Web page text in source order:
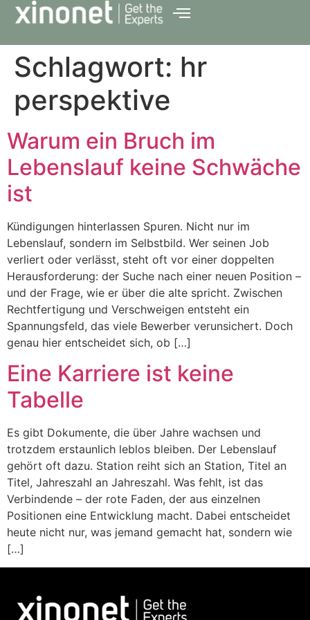
Schlagwort: hr
perspektive
Warum ein Bruch im
Lebenslauf keine Schwäche
ist
Kündigungen hinterlassen Spuren. Nicht nur im
Lebenslauf, sondern im Selbstbild. Wer seinen Job
verliert oder verlässt, steht oft vor einer doppelten
Herausforderung: der Suche nach einer neuen Position –
und der Frage, wie er über die alte spricht. Zwischen
Rechtfertigung und Verschweigen entsteht ein
Spannungsfeld, das viele Bewerber verunsichert. Doch
genau hier entscheidet sich, ob […]
Eine Karriere ist keine
Tabelle
Es gibt Dokumente, die über Jahre wachsen und
trotzdem erstaunlich leblos bleiben. Der Lebenslauf
gehört oft dazu. Station reiht sich an Station, Titel an
Titel, Jahreszahl an Jahreszahl. Was fehlt, ist das
Verbindende – der rote Faden, der aus einzelnen
Positionen eine Entwicklung macht. Dabei entscheidet
heute nicht nur, was jemand gemacht hat, sondern wie
[…]